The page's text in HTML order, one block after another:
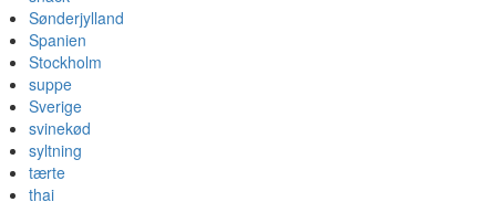
Sønderjylland
Spanien
Stockholm
suppe
Sverige
svinekød
syltning
tærte
thai